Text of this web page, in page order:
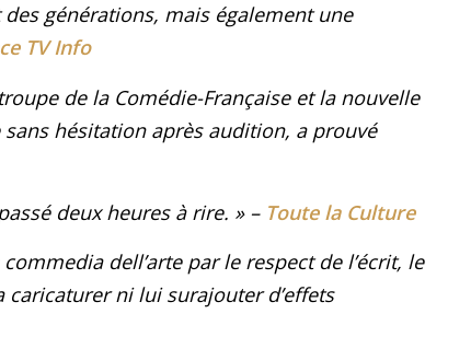
générations, mais également une
TV Info
de la Comédie-Française et la nouvelle
sans hésitation après audition, a prouvé
deux heures à rire. » – Toute la Culture
dell’arte par le respect de l’écrit, le
caricaturer ni lui surajouter d’effets